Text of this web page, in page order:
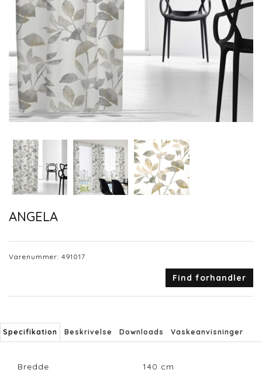
ANGELA
Varenummer: 491017
Find forhandler
Specifikation Beskrivelse Downloads Vaskeanvisninger
Bredde 140 cm